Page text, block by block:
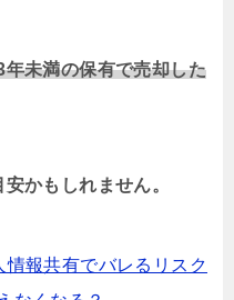
未満の保有で売却した
かもしれません。
情報共有でバレるリスク